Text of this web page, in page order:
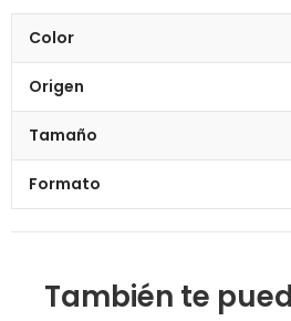
Color
Origen
Tamaño
Formato
También te